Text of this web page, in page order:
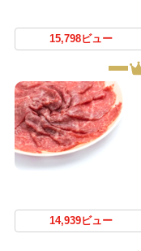
15,798ビュー
14,939ビュー